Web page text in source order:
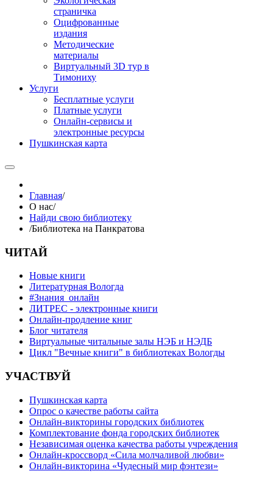
страничка
Оцифрованные
издания
Методические
материалы
Виртуальный 3D тур в
Тимониху
Услуги
Бесплатные услуги
Платные услуги
Онлайн-сервисы и
электронные ресурсы
Пушкинская карта
Главная/
О нас/
Найди свою библиотеку
/Библиотека на Панкратова
ЧИТАЙ
Новые книги
Литературная Вологда
#Знания_онлайн
ЛИТРЕС - электронные книги
Онлайн-продление книг
Блог читателя
Виртуальные читальные залы НЭБ и НЭДБ
Цикл "Вечные книги" в библиотеках Вологды
УЧАСТВУЙ
Пушкинская карта
Опрос о качестве работы сайта
Онлайн-викторины городских библиотек
Комплектование фонда городских библиотек
Независимая оценка качества работы учреждения
Онлайн-кроссворд «Сила молчаливой любви»
Онлайн-викторина «Чудесный мир фэнтези»